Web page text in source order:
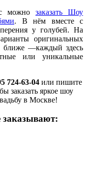
можнозаказать Шоу
. В нём вместе с
у голубей. На
оригинальных
ближе —каждый здесь
или уникальные
724-63-04 или пишите
заказать яркое шоу
в Москве!
заказывают: